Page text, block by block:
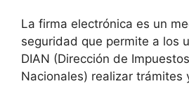
La firma electrónica es un
seguridad que permite a los
DIAN (Dirección de
Nacionales) realizar trámites